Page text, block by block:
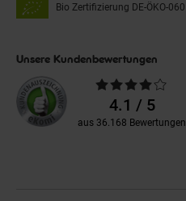
Bio Zertifizierung DE-ÖKO-060
Unsere Kundenbewertungen
Durchschnittliche
Bewertungen4.1 / 5
aus 36.168 Bewertungen